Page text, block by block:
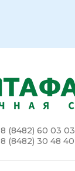
8 (8482) 60 03 03
8 (8482) 30 48 40